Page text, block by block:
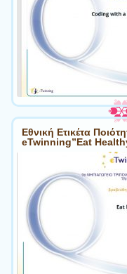
Εθνική Ετικέτα
eTwinning”Eat